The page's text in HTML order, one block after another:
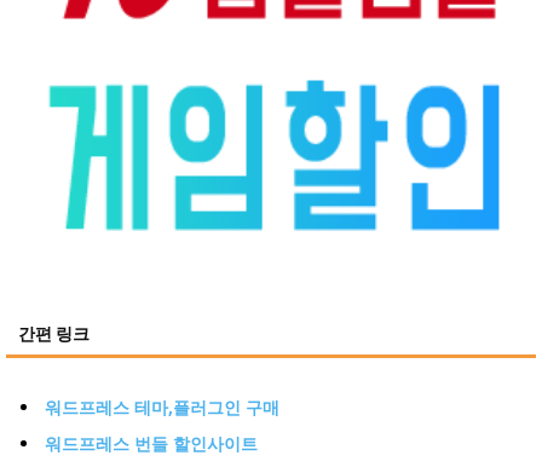
간편 링크
워드프레스 테마,플러그인 구매
워드프레스 번들 할인사이트